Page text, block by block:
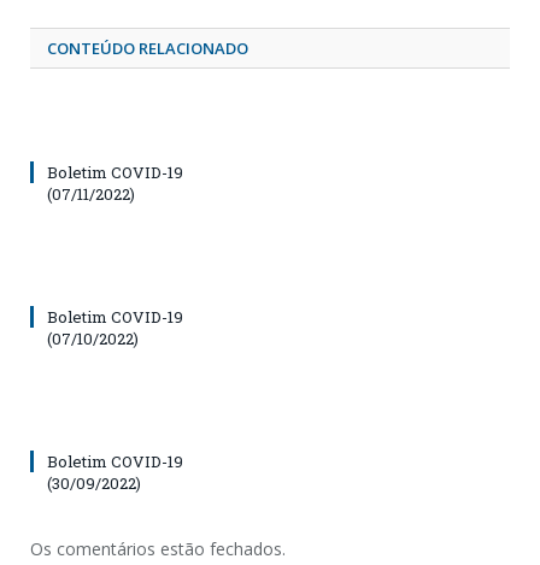
CONTEÚDO RELACIONADO
Boletim COVID-19
(07/11/2022)
Boletim COVID-19
(07/10/2022)
Boletim COVID-19
(30/09/2022)
Os comentários estão fechados.